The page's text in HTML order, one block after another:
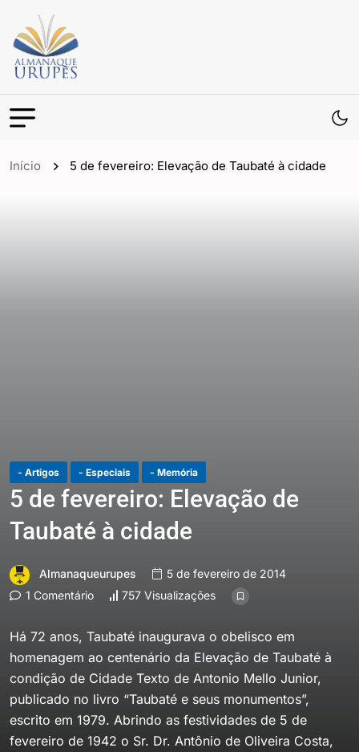
Início 5 de fevereiro: Elevação de Taubaté à cidade
- Artigos - Especiais - Memória
5 de fevereiro: Elevação de
Taubaté à cidade
Almanaqueurupes
5 de fevereiro de 2014
1 Comentário
757 Visualizações
Há 72 anos, Taubaté inaugurava o obelisco em
homenagem ao centenário da Elevação de Taubaté à
condição de Cidade Texto de Antonio Mello Junior,
publicado no livro “Taubaté e seus monumentos”,
escrito em 1979. Abrindo as festividades de 5 de
fevereiro de 1942 o Sr. Dr. Antônio de Oliveira Costa,